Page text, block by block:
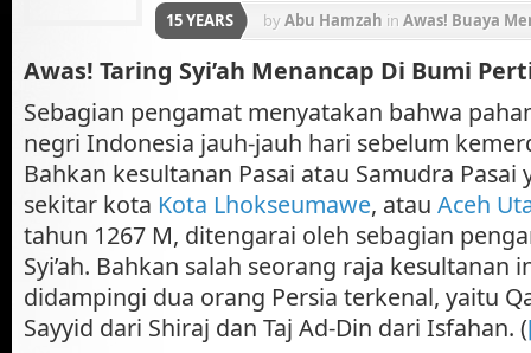
15 YEARS byAbu Hamzah in Awas! Buaya
Awas! Taring Syi’ah Menancap Di Bumi
Sebagian pengamat menyatakan bahwa
negri Indonesia jauh-jauh hari sebelum
Bahkan kesultanan Pasai atau Samudra
sekitar kota Kota Lhokseumawe, atau Aceh
tahun 1267 M, ditengarai oleh sebagian
Syi’ah. Bahkan salah seorang raja kesultanan
didampingi dua orang Persia terkenal, yaitu
Sayyid dari Shiraj dan Taj Ad-Din dari Isfahan. (